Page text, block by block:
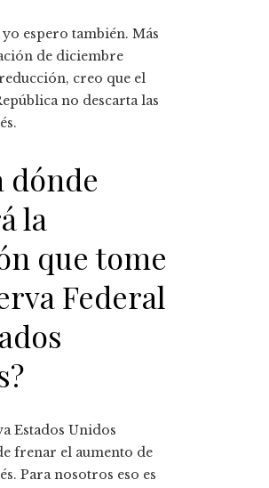
yo espero también. Más
de diciembre
creo que el
no descarta las
dónde
la
que tome
Federal
Estados Unidos
frenar el aumento de
Para nosotros eso es